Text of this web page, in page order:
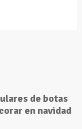
de botas
en navidad